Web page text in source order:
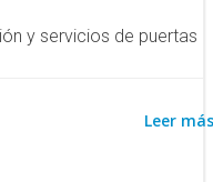
y servicios de puertas
Leer más